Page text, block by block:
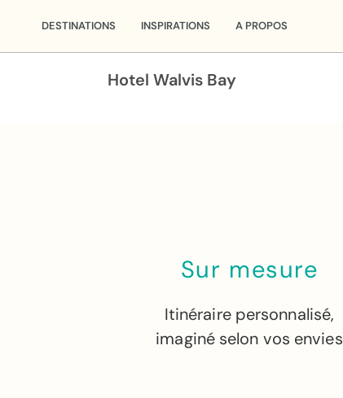
DESTINATIONS INSPIRATIONS A PROPOS
Hotel Walvis Bay
Sur mesure
Itinéraire personnalisé,
imaginé selon vos envies